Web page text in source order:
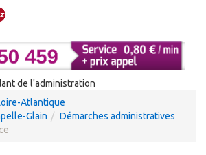
de l'administration
Atlantique
Glain
Démarches administratives